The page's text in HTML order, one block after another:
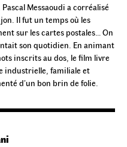
Messaoudi a corréalisé
Il fut un temps où les
sur les cartes postales… On
son quotidien. En animant
inscrits au dos, le film livre
industrielle, familiale et
d’un bon brin de folie.